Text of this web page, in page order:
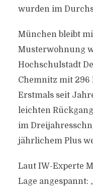
wurden im
München bleibt
Musterwohnung
Hochschulstadt
Chemnitz mit 296
Erstmals seit
leichten
im
jährlichem Plus
Laut IW-Experte
Lage angespannt: